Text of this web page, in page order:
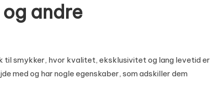
andre
smykker, hvor kvalitet, eksklusivitet og lang levetid er
med og har nogle egenskaber, som adskiller dem